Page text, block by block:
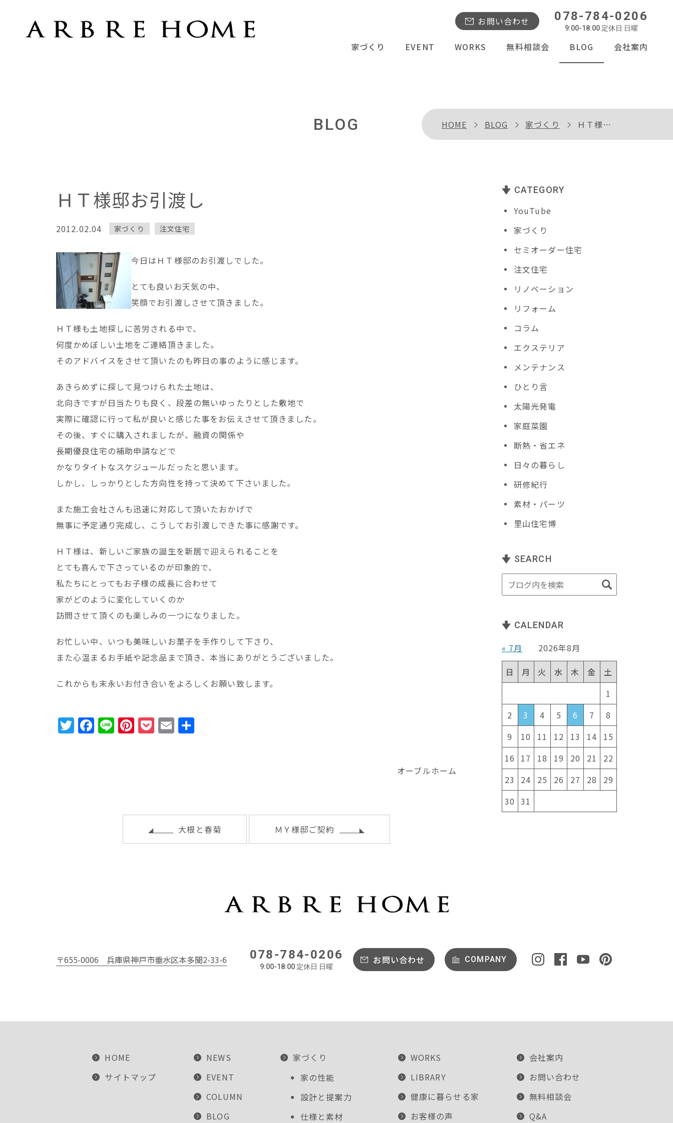
家づくり EVENT WORKS 無料相談会 BLOG 会社案内
お問い合わせ 078-784-0206
9:00-18:00 定休日 日曜
HOME BLOG 家づくり ＨＴ様邸お引渡し
BLOG
ＨＴ様邸お引渡し
2012.02.04 家づくり 注文住宅
今日はＨＴ様邸のお引渡しでした。
とても良いお天気の中、
笑顔でお引渡しさせて頂きました。
ＨＴ様も土地探しに苦労される中で、
何度かめぼしい土地をご連絡頂きました。
そのアドバイスをさせて頂いたのも昨日の事のように感じます。
あきらめずに探して見つけられた土地は、
北向きですが日当たりも良く、段差の無いゆったりとした敷地で
実際に確認に行って私が良いと感じた事をお伝えさせて頂きました。
その後、すぐに購入されましたが、融資の関係や
長期優良住宅の補助申請などで
かなりタイトなスケジュールだったと思います。
しかし、しっかりとした方向性を持って決めて下さいました。
また施工会社さんも迅速に対応して頂いたおかげで
無事に予定通り完成し、こうしてお引渡しできた事に感謝です。
ＨＴ様は、新しいご家族の誕生を新居で迎えられることを
とても喜んで下さっているのが印象的で、
私たちにとってもお子様の成長に合わせて
家がどのように変化していくのか
訪問させて頂くのも楽しみの一つになりました。
お忙しい中、いつも美味しいお菓子を手作りして下さり、
また心温まるお手紙や記念品まで頂き、本当にありがとうございました。
これからも末永いお付き合いをよろしくお願い致します。
T
w
F
a
Li
n
Pi
n
P
o
E
m
オーブルホーム
大根と春菊 ＭＹ様邸ご契約
CATEGORY
YouTube
家づくり
セミオーダー住宅
注文住宅
リノベーション
リフォーム
コラム
エクステリア
メンテナンス
ひとり言
太陽光発電
家庭菜園
断熱・省エネ
日々の暮らし
研修紀行
素材・パーツ
里山住宅博
SEARCH
CALENDAR
« 7月
2026年8月
日
月 火 水 木 金
土
1
2
3 4 5 6 7
8
9
10 11 12 13 14
15
16
17 18 19 20 21
22
23
24 25 26 27 28
29
30 31
〒655-0006 兵庫県神戸市垂水区本多聞2-33-6 078-784-0206
9:00-18:00 定休日 日曜
お問い合わせ COMPANY
HOME
サイトマップ
NEWS
EVENT
COLUMN
BLOG
家づくり
家の性能
設計と提案力
仕様と素材
WORKS
LIBRARY
健康に暮らせる家
お客様の声
会社案内
お問い合わせ
無料相談会
Q&A